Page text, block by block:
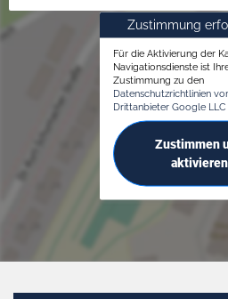
Zustimmung
Für die Aktivierung der
Navigationsdienste ist
Zustimmung zu den
Datenschutzrichtlinien
Drittanbieter Google LLC
Zustimmen
aktivieren